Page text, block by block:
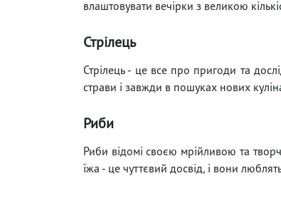
влаштовувати вечірки з великою
Стрілець
Стрілець - це все про пригоди та
страви і завжди в пошуках нових
Риби
Риби відомі своєю мрійливою та
їжа - це чуттєвий досвід, і вони